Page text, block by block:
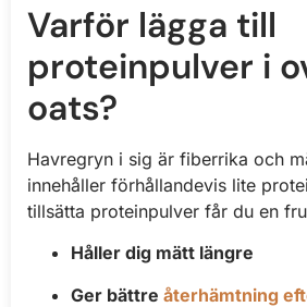
Varför lägga till
proteinpulver i
oats?
Havregryn i sig är fiberrika och
innehåller förhållandevis lite
tillsätta proteinpulver får du en
Håller dig mätt längre
Ger bättre återhämtning